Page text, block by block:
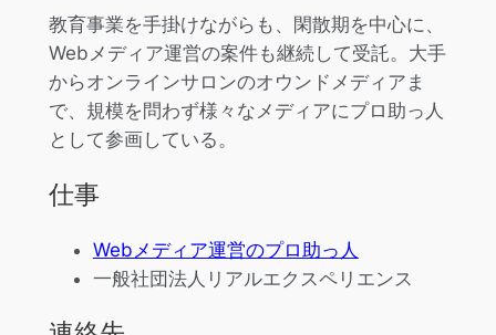
教育事業を手掛けながらも、閑散期を中心に、
Webメディア運営の案件も継続して受託。大手
からオンラインサロンのオウンドメディアま
で、規模を問わず様々なメディアにプロ助っ人
として参画している。
仕事
Webメディア運営のプロ助っ人
一般社団法人リアルエクスペリエンス